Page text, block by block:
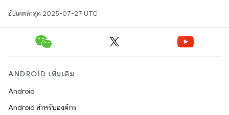
อัปเดตล่าสุด 2025-07-27 UTC
ANDROID เพิ่มเติม
Android
Android สำหรับองค์กร